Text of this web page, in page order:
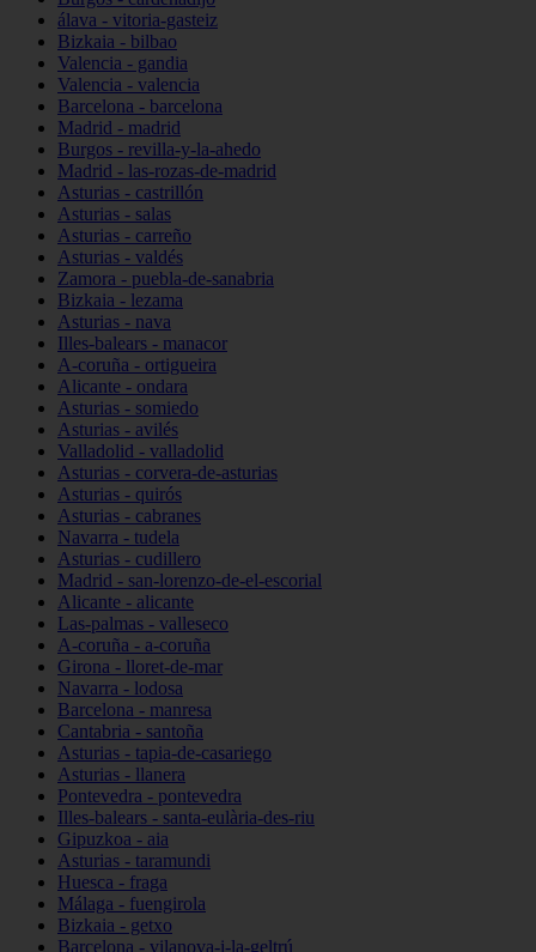
álava - vitoria-gasteiz
Bizkaia - bilbao
Valencia - gandia
Valencia - valencia
Barcelona - barcelona
Madrid - madrid
Burgos - revilla-y-la-ahedo
Madrid - las-rozas-de-madrid
Asturias - castrillón
Asturias - salas
Asturias - carreño
Asturias - valdés
Zamora - puebla-de-sanabria
Bizkaia - lezama
Asturias - nava
Illes-balears - manacor
A-coruña - ortigueira
Alicante - ondara
Asturias - somiedo
Asturias - avilés
Valladolid - valladolid
Asturias - corvera-de-asturias
Asturias - quirós
Asturias - cabranes
Navarra - tudela
Asturias - cudillero
Madrid - san-lorenzo-de-el-escorial
Alicante - alicante
Las-palmas - valleseco
A-coruña - a-coruña
Girona - lloret-de-mar
Navarra - lodosa
Barcelona - manresa
Cantabria - santoña
Asturias - tapia-de-casariego
Asturias - llanera
Pontevedra - pontevedra
Illes-balears - santa-eulària-des-riu
Gipuzkoa - aia
Asturias - taramundi
Huesca - fraga
Málaga - fuengirola
Bizkaia - getxo
Barcelona - vilanova-i-la-geltrú